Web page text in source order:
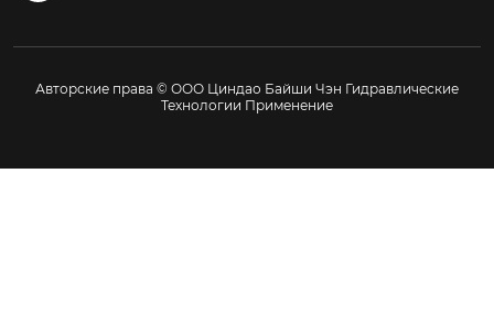
Авторские права © ООО Циндао Байши Чэн Гидравлические
Технологии Применение